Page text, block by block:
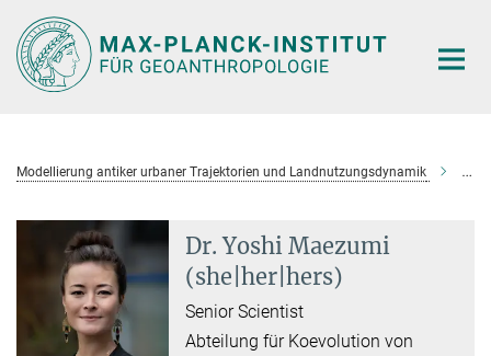
Hauptinhalt
Modellierung antiker urbaner Trajektorien und Landnutzungsdynamik Dr.
Dr. Yoshi Maezumi
(she|her|hers)
Senior Scientist
Abteilung für Koevolution von